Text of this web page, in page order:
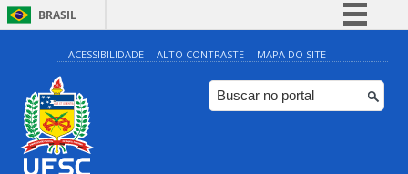
BRASIL
Simplifique!
Comunica BR
Participe
ACESSIBILIDADE ALTO CONTRASTE MAPA DO SITE